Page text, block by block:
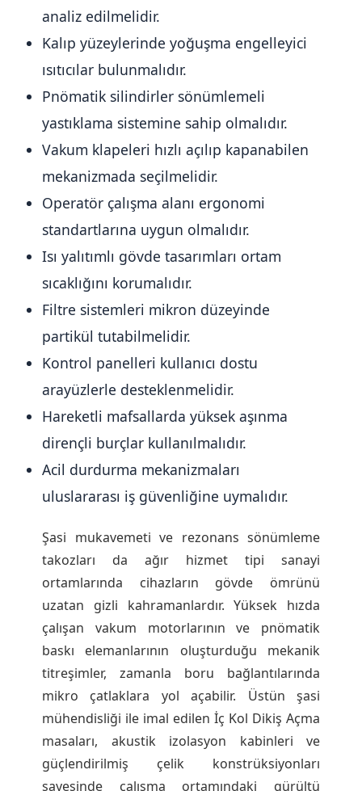
analiz edilmelidir.
Kalıp yüzeylerinde yoğuşma engelleyici
ısıtıcılar bulunmalıdır.
Pnömatik silindirler sönümlemeli
yastıklama sistemine sahip olmalıdır.
Vakum klapeleri hızlı açılıp kapanabilen
mekanizmada seçilmelidir.
Operatör çalışma alanı ergonomi
standartlarına uygun olmalıdır.
Isı yalıtımlı gövde tasarımları ortam
sıcaklığını korumalıdır.
Filtre sistemleri mikron düzeyinde
partikül tutabilmelidir.
Kontrol panelleri kullanıcı dostu
arayüzlerle desteklenmelidir.
Hareketli mafsallarda yüksek aşınma
dirençli burçlar kullanılmalıdır.
Acil durdurma mekanizmaları
uluslararası iş güvenliğine uymalıdır.
Şasi mukavemeti ve rezonans sönümleme
takozları da ağır hizmet tipi sanayi
ortamlarında cihazların gövde ömrünü
uzatan gizli kahramanlardır. Yüksek hızda
çalışan vakum motorlarının ve pnömatik
baskı elemanlarının oluşturduğu mekanik
titreşimler, zamanla boru bağlantılarında
mikro çatlaklara yol açabilir. Üstün şasi
mühendisliği ile imal edilen İç Kol Dikiş Açma
masaları, akustik izolasyon kabinleri ve
güçlendirilmiş çelik konstrüksiyonları
sayesinde çalışma ortamındaki gürültü